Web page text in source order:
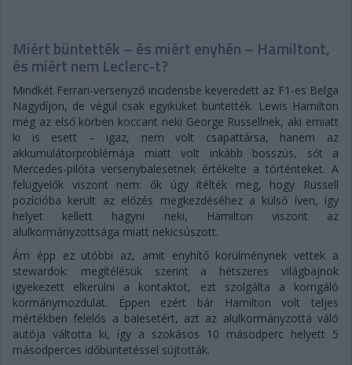
Miért büntették – és miért enyhén – Hamiltont,
és miért nem Leclerc-t?
Mindkét Ferrari-versenyző incidensbe keveredett az F1-es Belga
Nagydíjon, de végül csak egyiküket büntették. Lewis Hamilton
még az első körben koccant neki George Russellnek, aki emiatt
ki is esett – igaz, nem volt csapattársa, hanem az
akkumulátorproblémája miatt volt inkább bosszús, sőt a
Mercedes-pilóta versenybalesetnek értékelte a történteket. A
felügyelők viszont nem: ők úgy ítélték meg, hogy Russell
pozícióba került az előzés megkezdéséhez a külső íven, így
helyet kellett hagyni neki, Hamilton viszont az
alulkormányzottsága miatt nekicsúszott.
Ám épp ez utóbbi az, amit enyhítő körülménynek vettek a
stewardok: megítélésük szerint a hétszeres világbajnok
igyekezett elkerülni a kontaktot, ezt szolgálta a korrigáló
kormánymozdulat. Éppen ezért bár Hamilton volt teljes
mértékben felelős a balesetért, azt az alulkormányzottá váló
autója váltotta ki, így a szokásos 10 másodperc helyett 5
másodperces időbüntetéssel sújtották.